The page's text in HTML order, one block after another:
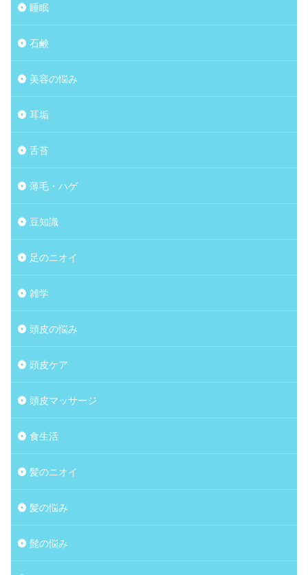
睡眠
石鹸
美容の悩み
耳垢
舌苔
薄毛・ハゲ
豆知識
足のニオイ
雑学
頭皮の悩み
頭皮ケア
頭皮マッサージ
食生活
髪のニオイ
髪の悩み
髭の悩み